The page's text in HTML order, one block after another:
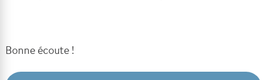
Bonne écoute !